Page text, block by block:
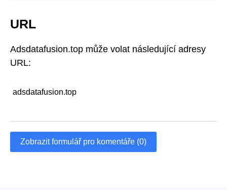
URL
Adsdatafusion.top může volat následující adresy
URL:
adsdatafusion.top
Zobrazit formulář pro komentáře (0)